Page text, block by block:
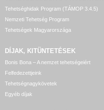
Tehetséghidak Program (TÁMOP 3.4.5)
Nemzeti Tehetség Program
Tehetségek Magyarországa
DÍJAK, KITÜNTETÉSEK
Bonis Bona – A nemzet tehetségeiért
Felfedezettjeink
Tehetségnagykövetek
Egyéb díjak